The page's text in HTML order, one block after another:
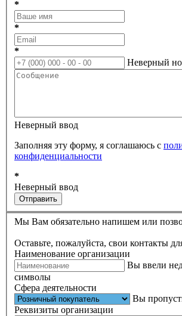
*
*
*
Неверный
Неверный ввод
Заполняя эту форму, я соглашаюсь с
конфиденциальности
*
Неверный ввод
Отправить
Мы Вам обязательно напишем или
Оставьте, пожалуйста, свои контакты
Наименование организации
Вы ввели
символы
Сфера деятельности
Вы
Реквизиты организации